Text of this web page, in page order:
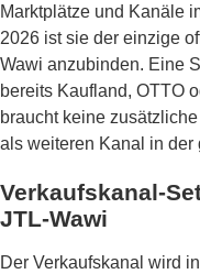
Marktplätze und Kanäle
2026 ist sie der einzige
Wawi anzubinden. Eine
bereits Kaufland, OTTO
braucht keine
als weiteren Kanal in der
Verkaufskanal-
JTL-Wawi
Der Verkaufskanal wird